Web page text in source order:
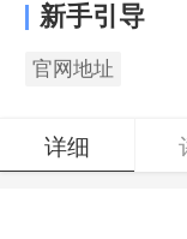
新手引导
官网地址
详细